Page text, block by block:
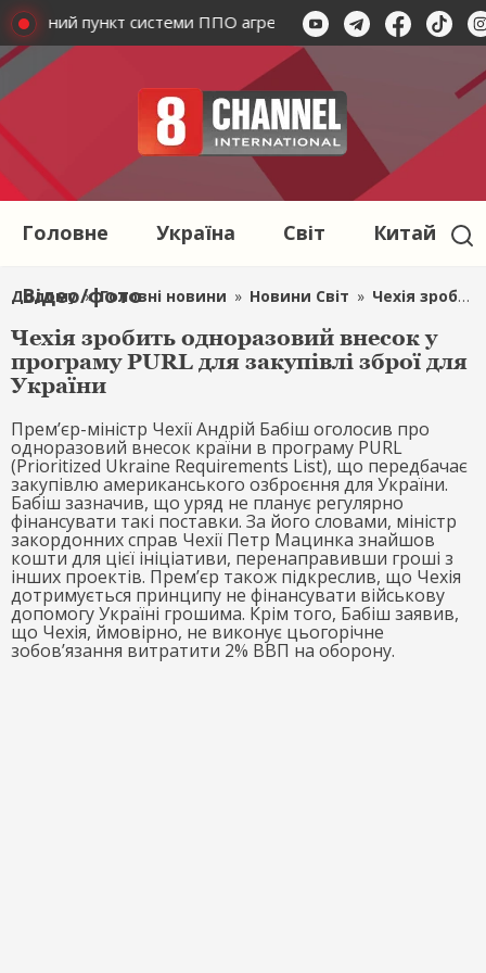
пункт системи ППО агресорів Укрэнерго
Головне Україна Світ Китай
Відео/фото
Додому » Головні новини » Новини Світ » Чехія зробить одноразовий внесок у програму PURL для закупівлі зброї для України
Чехія зробить одноразовий внесок у
програму PURL для закупівлі зброї для
України
Прем’єр-міністр Чехії Андрій Бабіш оголосив про
одноразовий внесок країни в програму PURL
(Prioritized Ukraine Requirements List), що передбачає
закупівлю американського озброєння для України.
Бабіш зазначив, що уряд не планує регулярно
фінансувати такі поставки. За його словами, міністр
закордонних справ Чехії Петр Мацинка знайшов
кошти для цієї ініціативи, перенаправивши гроші з
інших проектів. Прем’єр також підкреслив, що Чехія
дотримується принципу не фінансувати військову
допомогу Україні грошима. Крім того, Бабіш заявив,
що Чехія, ймовірно, не виконує цьогорічне
зобов’язання витратити 2% ВВП на оборону.